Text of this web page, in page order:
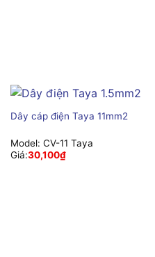
Dây cáp điện Taya 11mm2
Model: CV-11 Taya
Giá:30,100₫